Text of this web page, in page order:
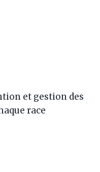
et gestion des
race